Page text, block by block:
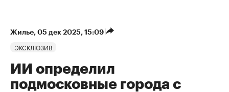
Жилье⁠, 05 дек 2025, 15:09
ЭКСКЛЮЗИВ
ИИ определил
подмосковные города с